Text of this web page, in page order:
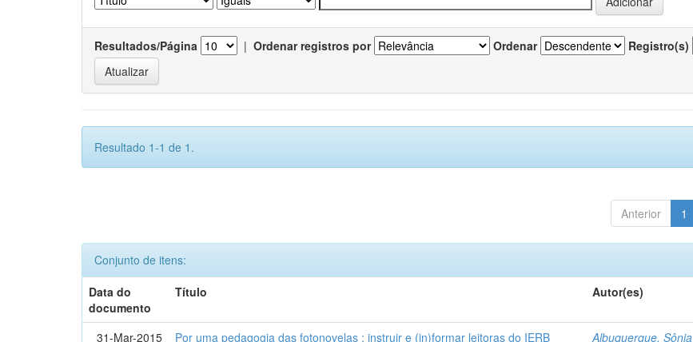
Resultados/Página | Ordenar registros por Ordenar Registro(s)
Resultado 1-1 de 1.
Anterior 1
Conjunto de itens:
Data do
documento
Título Autor(es)
31-Mar-2015 Por uma pedagogia das fotonovelas : instruir e (in)formar leitoras do IERB Albuquerque, Sônia